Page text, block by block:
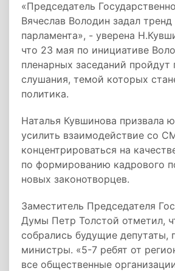
«Председатель
Вячеслав Володин задал
парламента», - уверена
что 23 мая по инициативе
пленарных заседаний пройдут
слушания, темой которых
политика.
Наталья Кувшинова призвала
усилить взаимодействие со
концентрироваться на
по формированию кадрового
новых законотворцев.
Заместитель Председателя
Думы Петр Толстой отметил,
собрались будущие депутаты,
министры. «5-7 ребят от
все общественные